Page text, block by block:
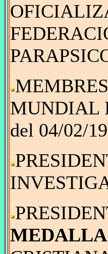
MUNDIAL
del 04/02/